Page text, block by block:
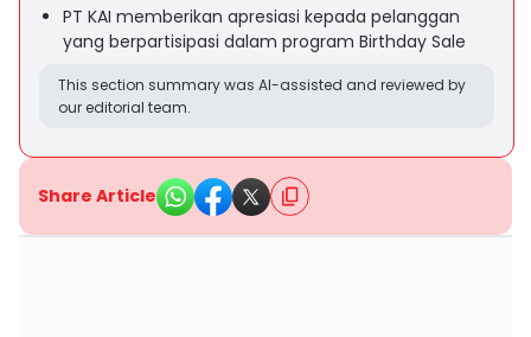
PT KAI memberikan apresiasi kepada pelanggan
yang berpartisipasi dalam program Birthday Sale
This section summary was AI-assisted and reviewed by
our editorial team.
Share Article